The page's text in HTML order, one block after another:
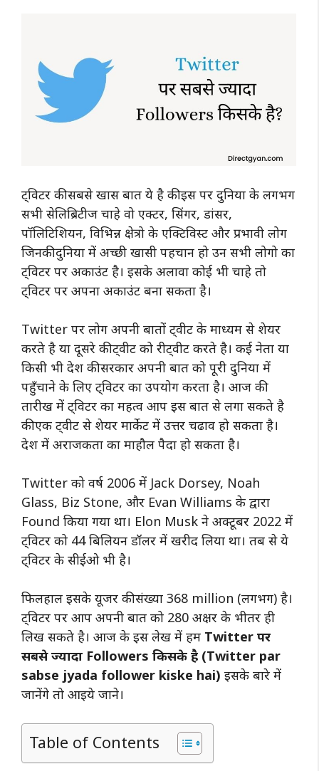
ट्विटर की सबसे खास बात ये है की इस पर दुनिया के लगभग
सभी सेलिब्रिटीज चाहे वो एक्टर, सिंगर, डांसर,
पॉलिटिशियन, विभिन्न क्षेत्रो के एक्टिविस्ट और प्रभावी लोग
जिनकी दुनिया में अच्छी खासी पहचान हो उन सभी लोगो का
ट्विटर पर अकाउंट है। इसके अलावा कोई भी चाहे तो
ट्विटर पर अपना अकाउंट बना सकता है।
Twitter पर लोग अपनी बातों ट्वीट के माध्यम से शेयर
करते है या दूसरे की ट्वीट को रीट्वीट करते है। कई नेता या
किसी भी देश की सरकार अपनी बात को पूरी दुनिया में
पहुँचाने के लिए ट्विटर का उपयोग करता है। आज की
तारीख में ट्विटर का महत्व आप इस बात से लगा सकते है
की एक ट्वीट से शेयर मार्केट में उत्तर चढाव हो सकता है।
देश में अराजकता का माहौल पैदा हो सकता है।
Twitter को वर्ष 2006 में Jack Dorsey, Noah
Glass, Biz Stone, और Evan Williams के द्वारा
Found किया गया था। Elon Musk ने अक्टूबर 2022 में
ट्विटर को 44 बिलियन डॉलर में खरीद लिया था। तब से ये
ट्विटर के सीईओ भी है।
फिलहाल इसके यूजर की संख्या 368 million (लगभग) है।
ट्विटर पर आप अपनी बात को 280 अक्षर के भीतर ही
लिख सकते है। आज के इस लेख में हम Twitter पर
सबसे ज्यादा Followers किसके है (Twitter par
sabse jyada follower kiske hai) इसके बारे में
जानेंगे तो आइये जाने।
Table of Contents